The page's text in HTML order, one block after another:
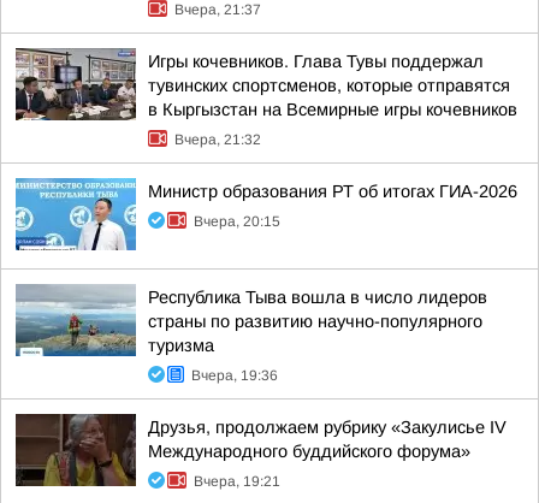
Вчера, 21:37
Игры кочевников. Глава Тувы поддержал
тувинских спортсменов, которые отправятся
в Кыргызстан на Всемирные игры кочевников
Вчера, 21:32
Министр образования РТ об итогах ГИА-2026
Вчера, 20:15
Республика Тыва вошла в число лидеров
страны по развитию научно-популярного
туризма
Вчера, 19:36
Друзья, продолжаем рубрику «Закулисье IV
Международного буддийского форума»
Вчера, 19:21